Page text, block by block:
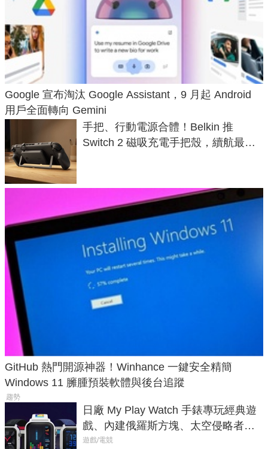
Google 宣布淘汰 Google Assistant，9 月起 Android
用戶全面轉向 Gemini
手把、行動電源合體！Belkin 推
Switch 2 磁吸充電手把殼，續航最高
GitHub 熱門開源神器！Winhance 一鍵安全精簡
Windows 11 臃腫預裝軟體與後台追蹤
趨勢
日廠 My Play Watch 手錶專玩經典遊
戲、內建俄羅斯方塊、太空侵略者，
不過竟然不能連手機？
遊戲/電競